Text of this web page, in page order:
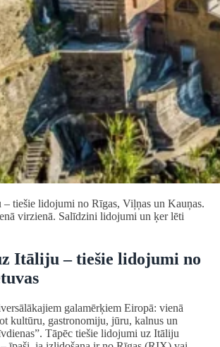
tiešie lidojumi no Rīgas, Viļņas un Kauņas.
virzienā. Salīdzini lidojumi un ķer lēti
Itāliju – tiešie lidojumi no
galamērķiem Eiropā: vienā
kultūru, gastronomiju, jūru, kalnus un
Tāpēc tiešie lidojumi uz Itāliju